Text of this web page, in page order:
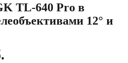
TL-640 Pro в
12° и